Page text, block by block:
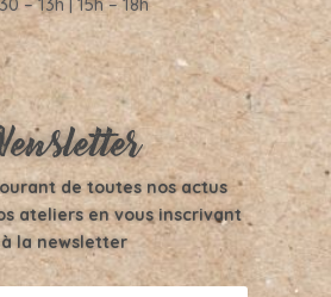
de toutes nos actus
ateliers en vous inscrivant
à la newsletter